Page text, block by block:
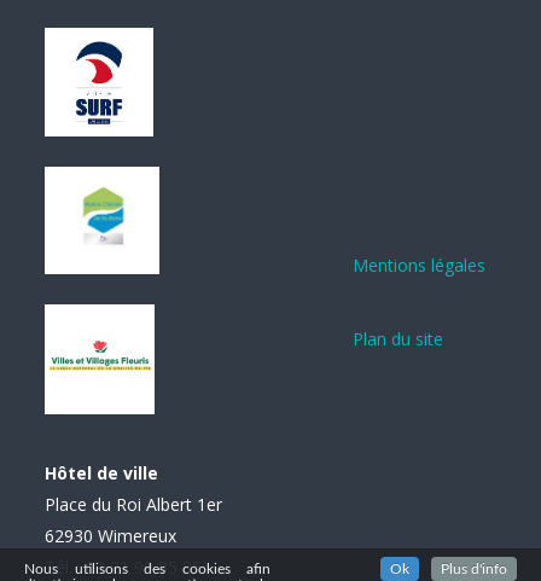
Hôtel de ville
Place du Roi Albert 1er
62930 Wimereux
Tél. : 03 21 99 85 85
Mentions légales
Plan du site
Nous utilisons des cookies afin
Ok Plus d'info